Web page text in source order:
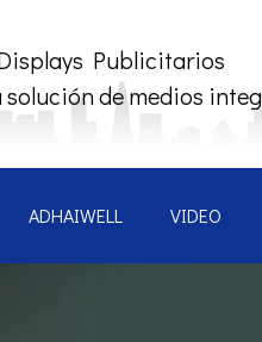
Publicitarios
de medios
ADHAIWELL VIDEO